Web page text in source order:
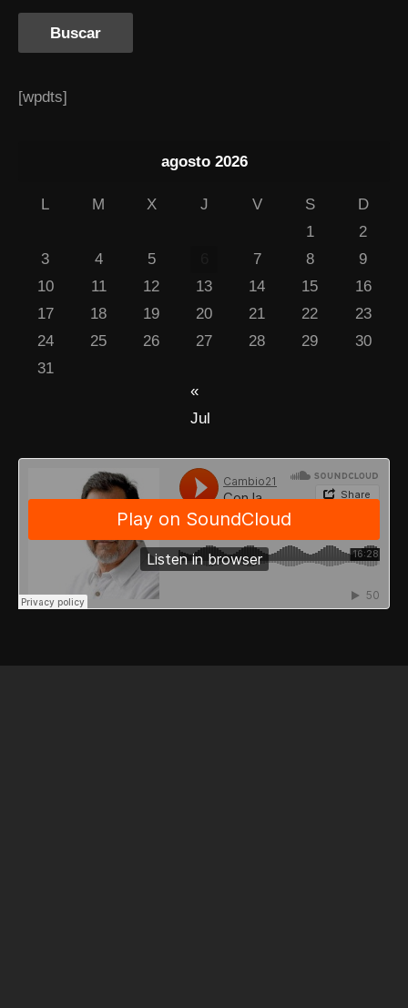
[wpdts]
agosto 2026
L M X J V S
D
1
2
3
4 5 7 8
9
10
11 12 13 14 15
16
17
18 19 20 21 22
23
24
25 26 27 28 29
30
31
«
Jul